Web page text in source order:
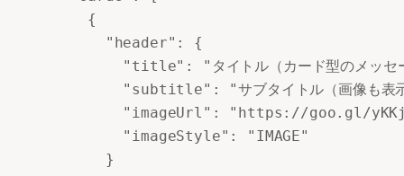
      {
        "header": {
"title": "タイトル（カード型のメッセ
"subtitle": "サブタイトル（画像も表
"imageUrl": "https://goo.gl/
          "imageStyle": "IMAGE"
        }